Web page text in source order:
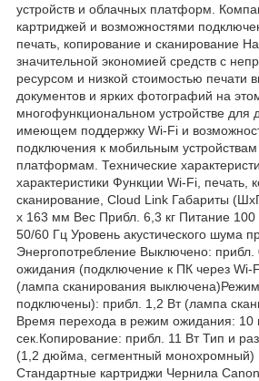
устройств и облачных платформ.
картриджей и возможностями
печать, копирование и сканирование
значительной экономией средств с
ресурсом и низкой стоимостью печати
документов и ярких фотографий на
многофункциональном устройстве для
имеющем поддержку Wi-Fi и
подключения к мобильным
платформам. Технические
характеристики Функции Wi-Fi, печать,
сканирование, Cloud Link Габариты
x 163 мм Вес Прибл. 6,3 кг Питание 100
50/60 Гц Уровень акустического шума
Энергопотребление Выключено:
ожидания (подключение к ПК через Wi-
(лампа сканирования
подключены): прибл. 1,2 Вт (лампа
Время перехода в режим ожидания: 10
сек.Копирование: прибл. 11 Вт Тип и
(1,2 дюйма, сегментный монохромный)
Стандартные картриджи Чернила